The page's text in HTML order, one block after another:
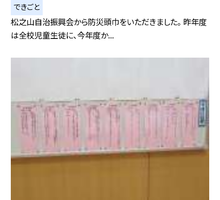
できごと
松之山自治振興会から防災頭巾をいただきました。 昨年度
は全校児童生徒に、今年度か...